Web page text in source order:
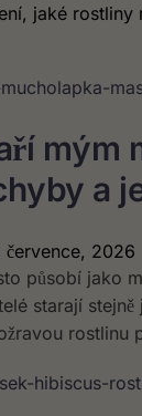
jaké
mým
a
července, 2026
působí jako
starají
rostlinu